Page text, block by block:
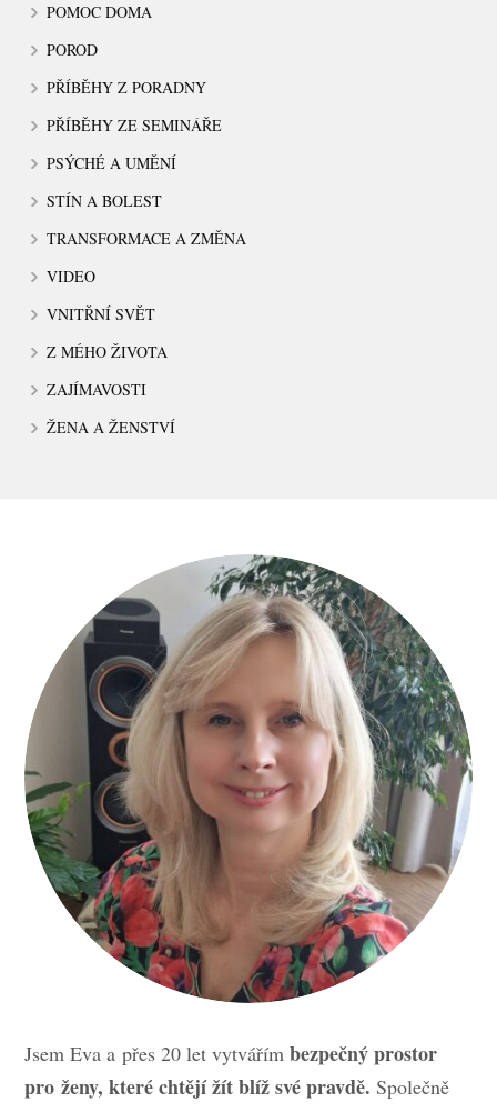
POMOC DOMA
POROD
PŘÍBĚHY Z PORADNY
PŘÍBĚHY ZE SEMINÁŘE
PSÝCHÉ A UMĚNÍ
STÍN A BOLEST
TRANSFORMACE A ZMĚNA
VIDEO
VNITŘNÍ SVĚT
Z MÉHO ŽIVOTA
ZAJÍMAVOSTI
ŽENA A ŽENSTVÍ
Jsem Eva a přes 20 let vytvářímbezpečný prostor
pro ženy, které chtějí žít blíž své pravdě. Společně